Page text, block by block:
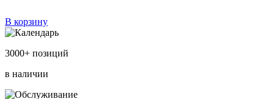
В корзину
3000+ позиций
в наличии